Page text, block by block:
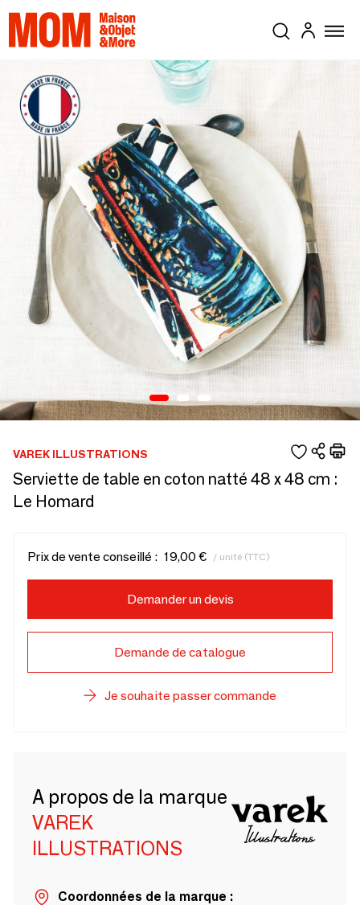
VAREK ILLUSTRATIONS
Serviette de table en coton natté 48 x 48 cm :
Le Homard
Prix de vente conseillé : 19,00 € / unité (TTC)
Demander un devis
Demande de catalogue
Je souhaite passer commande
A propos de la marque
VAREK
ILLUSTRATIONS
Coordonnées de la marque :